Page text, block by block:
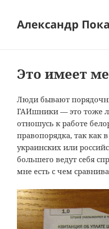
Александр
Это имеет
Люди бывают
ГАИшники — это тоже
отношусь к работе
правопорядка, так как
украинских или
большего ведут себя
мне есть с чем